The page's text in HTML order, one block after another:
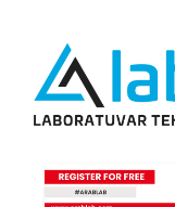
content